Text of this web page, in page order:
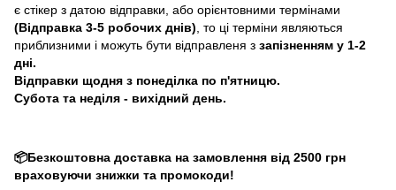
є стікер з датою відправки, або орієнтовними термінами
(Відправка 3-5 робочих днів) , то ці терміни являються
приблизними і можуть бути відправленя з запізненням у 1-2
дні.
Відправки щодня з понеділка по п'ятницю.
Субота та неділя - вихідний день.
📦Безкоштовна доставка на замовлення від 2500 грн
враховуючи знижки та промокоди!